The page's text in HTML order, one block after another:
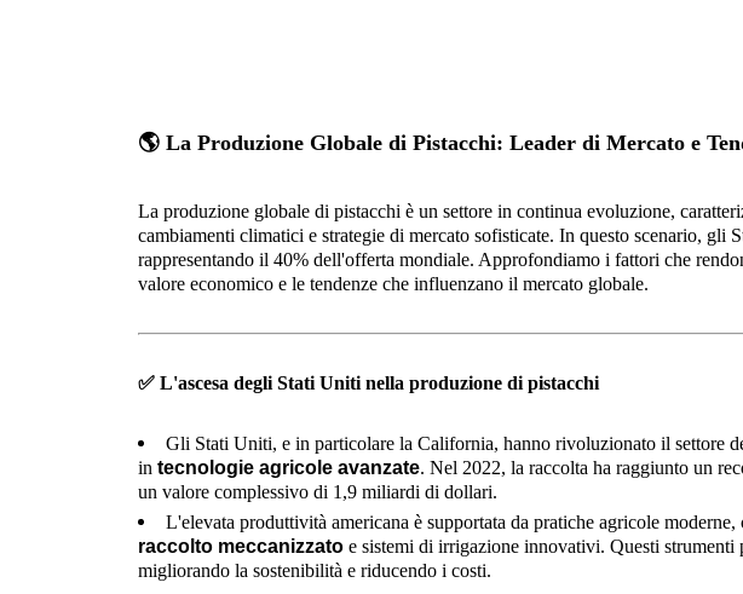
🌎La Produzione Globale di Pistacchi: Leader di Mercato e
La produzione globale di pistacchi è un settore in continua evoluzione,
cambiamenti climatici e strategie di mercato sofisticate. In questo scenario, gli
rappresentando il 40% dell'offerta mondiale. Approfondiamo i fattori che
valore economico e le tendenze che influenzano il mercato globale.
✅L'ascesa degli Stati Uniti nella produzione di pistacchi
Gli Stati Uniti, e in particolare la California, hanno rivoluzionato il settore
in tecnologie agricole avanzate. Nel 2022, la raccolta ha raggiunto un
un valore complessivo di 1,9 miliardi di dollari.
L'elevata produttività americana è supportata da pratiche agricole moderne,
raccolto meccanizzatoe sistemi di irrigazione innovativi. Questi strumenti
migliorando la sostenibilità e riducendo i costi.